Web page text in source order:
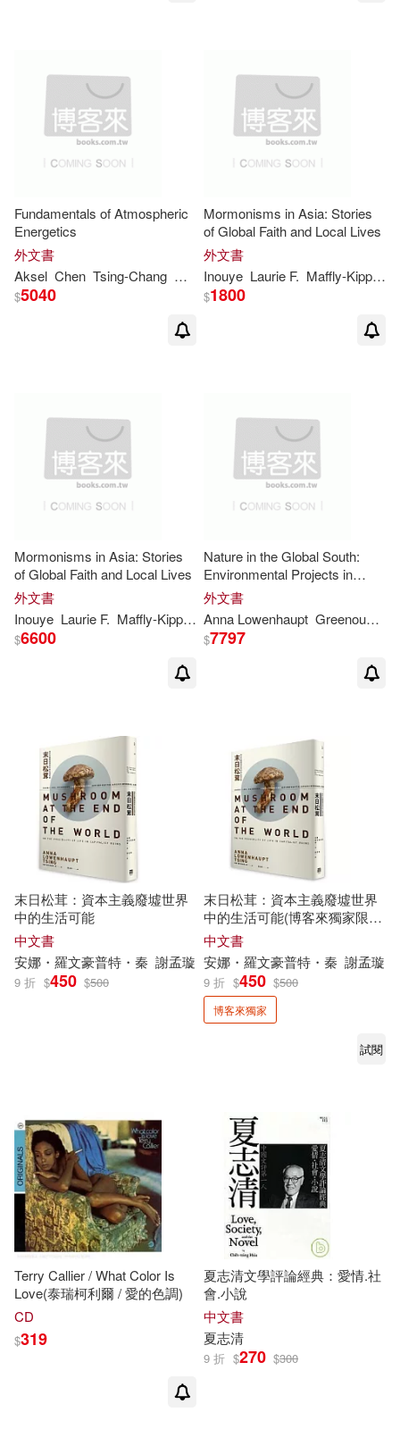
Nicolas(2)
Stephen/ Li(2)
安娜・羅文豪普特・秦(2)
Allen R./ McWilliam(1)
Andrew/ Metcalf(1)
Anna Lowenhaupt (CON)/ Maffi(1)
Anna Lowenhaupt (CON)/ Rosema
Anna Lowenhaupt (EDT)/ Anderso
Arnold (CON)(1) Baker(1)
Bettina (EDT)/ Tsing(1)
Bill(1)
Bregje (EDT)/ Gonzalez(1)
Carole (EDT)/ Tsing(1)
Charles (EDT)/ Tsing(1)
Chris A.(1)
Chu-Tsing (CON)/ Bai(1)
Chu-Tsing (EDT)/ Stokstad(1)
Claudia (CON)/ Chang(1)
David(1)
Fundamentals of Atmospheric
Energetics
外文書
Aksel Chen Tsing-Chang Wiin-Nielsen
$5040
Mormonisms in Asia: Stories
of Global Faith and Local Lives
外文書
Inouye Laurie F. Maffly-Kipp
$1800
Mormonisms in Asia: Stories
of Global Faith and Local Lives
外文書
Inouye Laurie F. Maffly-Kipp Melissa Wei-Tsing
$6600
Nature in the Global South:
Environmental Projects in
South and Southeast Asia
外文書
Anna Lowenhaupt Greenough
$7797
末日松茸：資本主義廢墟世界
中的生活可能
中文書
安娜・羅文豪普特・秦 謝孟璇
9 折 $450 $500
末日松茸：資本主義廢墟世界
中的生活可能(博客來獨家限量
精裝版)
中文書
安娜・羅文豪普特・秦 謝孟璇
9 折 $450 $500
博客來獨家
試閱
Terry Callier / What Color Is
Love(泰瑞柯利爾 / 愛的色調)
CD
$319
夏志清文學評論經典：愛情.社
會.小說
中文書
夏志清
9 折 $270 $300